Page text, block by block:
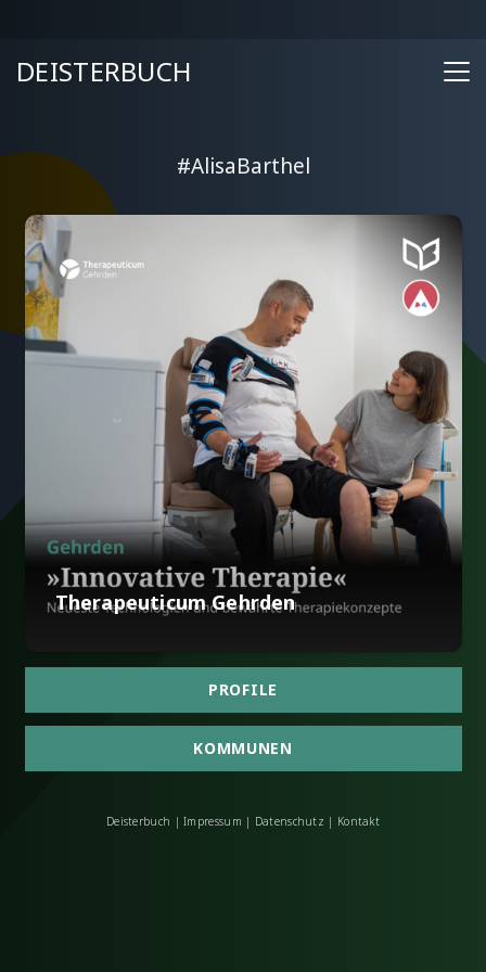
DEISTERBUCH
#AlisaBarthel
Therapeuticum Gehrden
PROFILE
KOMMUNEN
Deisterbuch |Impressum | Datenschutz | Kontakt